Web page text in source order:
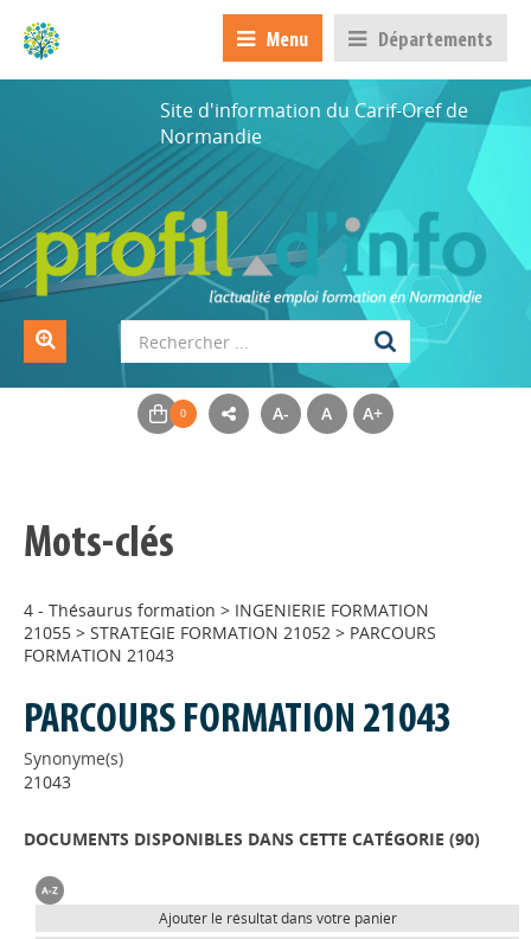
Menu Départements
Site d'information du Carif-Oref de
Normandie
A- A A+
Mots-clés
4 - Thésaurus formation > INGENIERIE FORMATION
21055 > STRATEGIE FORMATION 21052 > PARCOURS
FORMATION 21043
PARCOURS FORMATION 21043
Synonyme(s)
21043
DOCUMENTS DISPONIBLES DANS CETTE CATÉGORIE (90)
Ajouter le résultat dans votre panier